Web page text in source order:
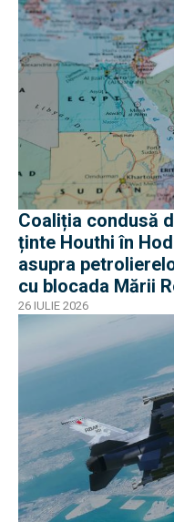
Coaliția condusă
ținte Houthi în
asupra
cu blocada Mării
26 IULIE 2026